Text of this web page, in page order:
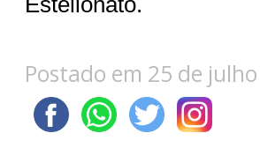
Postado em 25 de